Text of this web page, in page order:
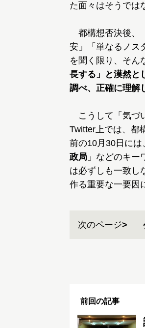
た面々はそうでは
都構想否決後、
安」「単なるノス
を聞く限り、そん
長する」と漠然と
調べ、正確に理解
こうして「気づ
Twitter上では、都
前の10月30日には
政局 」などのキ
は必ずしも一致し
作る重要な一要因
次のページ
前回の記事